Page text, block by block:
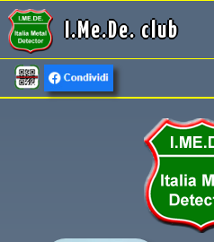
I.Me.De. club